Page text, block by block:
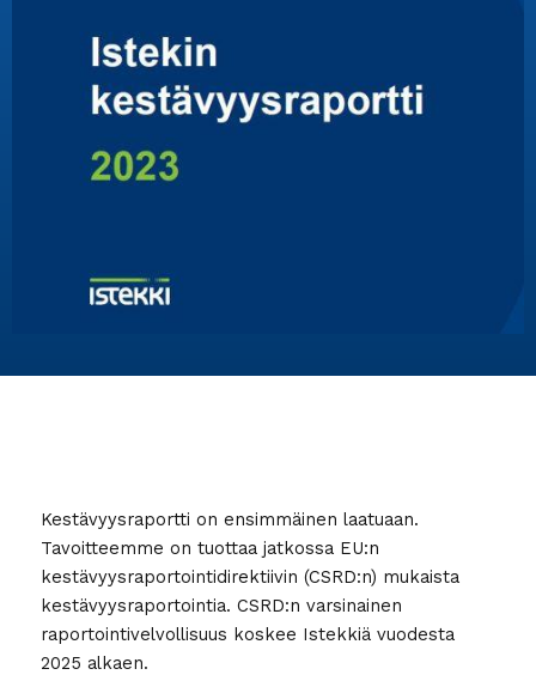
Kestävyysraportti on ensimmäinen laatuaan.
Tavoitteemme on tuottaa jatkossa EU:n
kestävyysraportointidirektiivin (CSRD:n) mukaista
kestävyysraportointia. CSRD:n varsinainen
raportointivelvollisuus koskee Istekkiä vuodesta
2025 alkaen.